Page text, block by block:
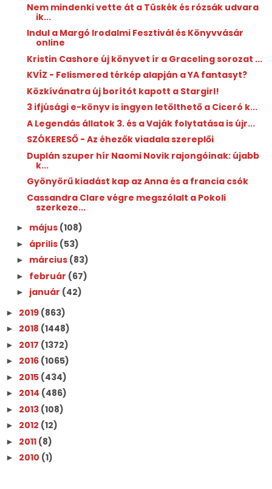
Nem mindenki vette át a Tüskék és rózsák udvara
ik...
Indul a Margó Irodalmi Fesztivál és Könyvvásár
online
Kristin Cashore új könyvet ír a Graceling sorozat ...
KVÍZ - Felismered térkép alapján a YA fantasyt?
Közkívánatra új borítót kapott a Stargirl!
3 ifjúsági e-könyv is ingyen letölthető a Ciceró k...
A Legendás állatok 3. és a Vaják folytatása is újr...
SZÓKERESŐ - Az éhezők viadala szereplői
Duplán szuper hír Naomi Novik rajongóinak: újabb
k...
Gyönyörű kiadást kap az Anna és a francia csók
Cassandra Clare végre megszólalt a Pokoli
szerkeze...
► május (108)
► április (53)
► március (83)
► február (67)
► január (42)
► 2019 (863)
► 2018 (1448)
► 2017 (1372)
► 2016 (1065)
► 2015 (434)
► 2014 (486)
► 2013 (108)
► 2012 (12)
► 2011 (8)
► 2010 (1)